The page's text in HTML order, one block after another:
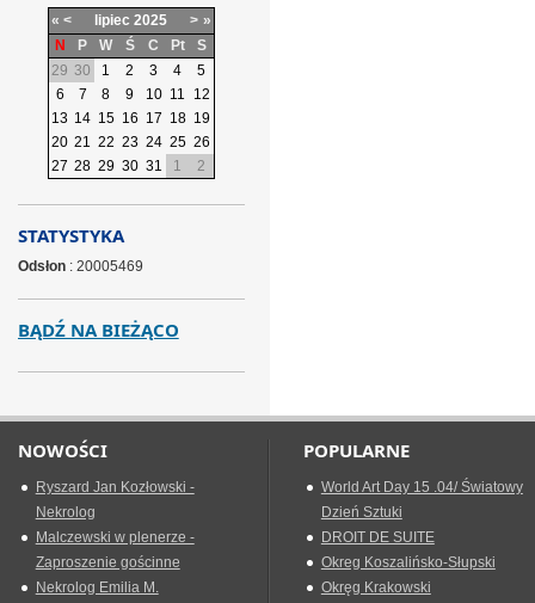
« < lipiec 2025 > »
N
P W Ś C Pt
S
29 30 1 2 3 4
5
6
7 8 9 10 11
12
13 14 15 16 17 18 19
20 21 22 23 24 25 26
27 28 29 30 31 1 2
STATYSTYKA
Odsłon: 20005469
BĄDŹ NA BIEŻĄCO
NOWOŚCI
Ryszard Jan Kozłowski -
Nekrolog
Malczewski w plenerze -
Zaproszenie gościnne
Nekrolog Emilia M.
POPULARNE
World Art Day 15 .04/ Światowy
Dzień Sztuki
DROIT DE SUITE
Okreg Koszalińsko-Słupski
Okręg Krakowski